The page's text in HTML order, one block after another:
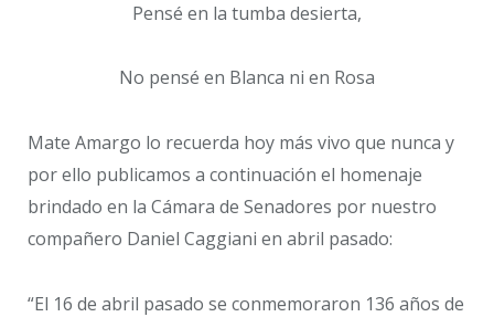
Pensé en la tumba desierta,
No pensé en Blanca ni en Rosa
Mate Amargo lo recuerda hoy más vivo que nunca y
por ello publicamos a continuación el homenaje
brindado en la Cámara de Senadores por nuestro
compañero Daniel Caggiani en abril pasado:
“El 16 de abril pasado se conmemoraron 136 años de